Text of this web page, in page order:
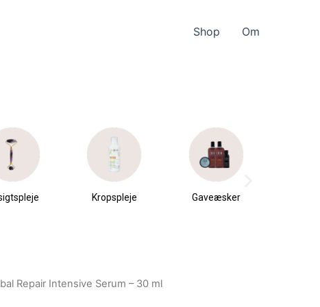
Shop Om
Kropspleje Gaveæsker
Repair Intensive Serum – 30 ml